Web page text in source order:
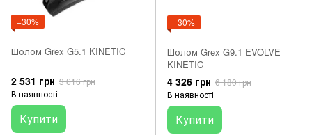
−30%
Шолом Grex G5.1 KINETIC
2 531 грн 3 616 грн
В наявності
Купити
−30%
Шолом Grex G9.1 EVOLVE
KINETIC
4 326 грн 6 180 грн
В наявності
Купити